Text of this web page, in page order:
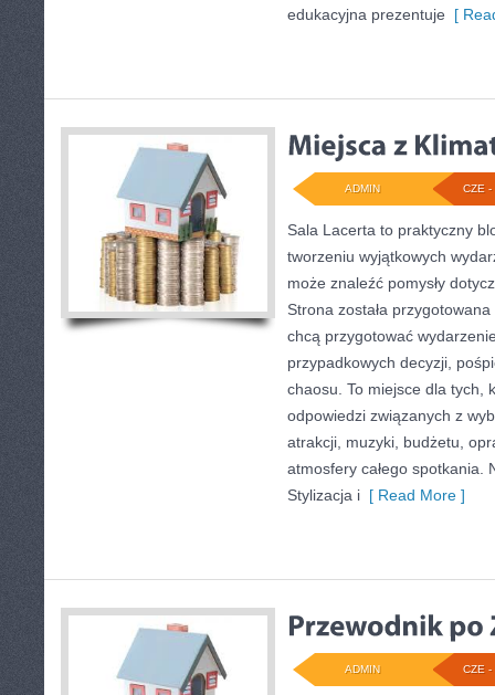
edukacyjna prezentuje [
CZE -
ADMIN
Sala Lacerta to praktyczny
tworzeniu wyjątkowych
może znaleźć pomysły
Strona została
chcą przygotować
przypadkowych decyzji,
chaosu. To miejsce dla tych,
odpowiedzi związanych z
atrakcji, muzyki, budżetu,
atmosfery całego spotkania.
Stylizacja i [ Read More ]
CZE -
ADMIN